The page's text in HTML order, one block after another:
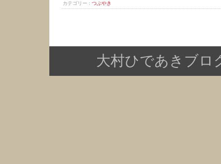
カテゴリー : つぶやき
大村ひであきブロ